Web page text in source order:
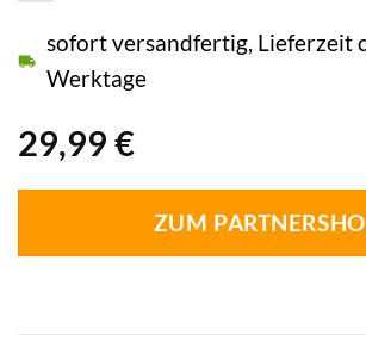
29,99 €
sofort versandfertig, Lieferzeit
Werktage
ZUM